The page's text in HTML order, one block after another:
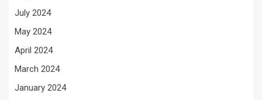
July 2024
May 2024
April 2024
March 2024
January 2024